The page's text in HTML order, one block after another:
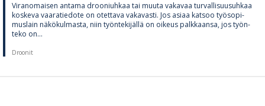
Vi­ran­omai­sen an­tama droo­niuh­kaa tai muuta va­ka­vaa tur­val­li­suusuh­kaa
kos­keva vaa­ra­tie­dote on otet­tava va­ka­vasti. Jos asiaa kat­soo työ­so­pi­
mus­lain nä­kö­kul­masta, niin työn­te­ki­jällä on oi­keus palk­kaansa, jos työn­
teko on...
Droonit